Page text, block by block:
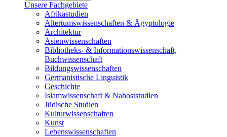
Unsere Fachgebiete
Afrikastudien
Altertumswissenschaften & Ägyptologie
Architektur
Asienwissenschaften
Bibliotheks- & Informationswissenschaft,
Buchwissenschaft
Bildungswissenschaften
Germanistische Linguistik
Geschichte
Islamwissenschaft & Nahoststudien
Jüdische Studien
Kulturwissenschaften
Kunst
Lebenswissenschaften